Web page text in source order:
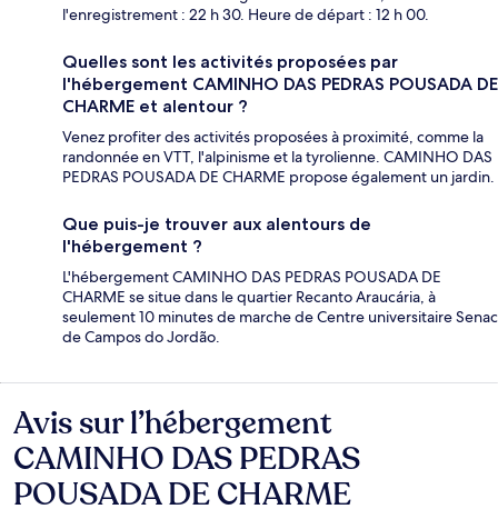
l'enregistrement : 22 h 30. Heure de départ : 12 h 00.
Quelles sont les activités proposées par
l'hébergement CAMINHO DAS PEDRAS POUSADA DE
CHARME et alentour ?
Venez profiter des activités proposées à proximité, comme la
randonnée en VTT, l'alpinisme et la tyrolienne. CAMINHO DAS
PEDRAS POUSADA DE CHARME propose également un jardin.
Que puis-je trouver aux alentours de
l'hébergement ?
L'hébergement CAMINHO DAS PEDRAS POUSADA DE
CHARME se situe dans le quartier Recanto Araucária, à
seulement 10 minutes de marche de Centre universitaire Senac
de Campos do Jordão.
Avis
Avis sur l’hébergement
CAMINHO DAS PEDRAS
POUSADA DE CHARME